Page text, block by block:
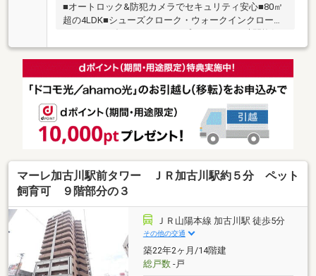
■オートロック&防犯カメラでセキュリティ安心■80㎡
超の4LDK■シューズクローク・ウォークインクローゼ
ット・パウダールーム・オープンポーチ■24時間換気
システム■ガス温水床暖房「ヌック」設置済（2箇所）
■LOW-Eペア（複層）ガラス採用で冷房・暖房効率大
幅改善。紫外線も約81％カット■高効率給湯器「エコ
ジョーズ」採用。浴室にはミストサウナ設置
マーレ加古川駅前タワー ＪＲ加古川駅約５分 ペット
飼育可 ９階部分の３
ＪＲ山陽本線 加古川駅 徒歩5分
その他の交通
築22年2ヶ月/14階建
総戸数-戸